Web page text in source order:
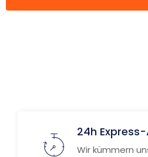
24h
Wir kümmern